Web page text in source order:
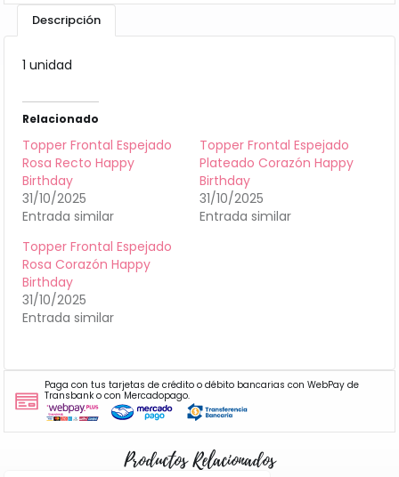
Descripción
1 unidad
Relacionado
Topper Frontal Espejado
Rosa Recto Happy
Birthday
31/10/2025
Entrada similar
Topper Frontal Espejado
Plateado Corazón Happy
Birthday
31/10/2025
Entrada similar
Topper Frontal Espejado
Rosa Corazón Happy
Birthday
31/10/2025
Entrada similar
Paga con tus tarjetas de crédito o débito bancarias con WebPay de
Transbank o con Mercadopago.
Productos Relacionados